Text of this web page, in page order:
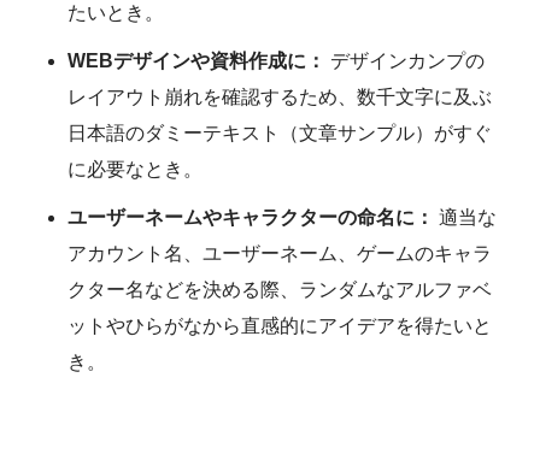
たいとき。
WEBデザインや資料作成に：
デザインカンプの
レイアウト崩れを確認するため、数千文字に及ぶ
日本語のダミーテキスト（文章サンプル）がすぐ
に必要なとき。
ユーザーネームやキャラクターの命名に： 適当な
アカウント名、ユーザーネーム、ゲームのキャラ
クター名などを決める際、ランダムなアルファベ
ットやひらがなから直感的にアイデアを得たいと
き。